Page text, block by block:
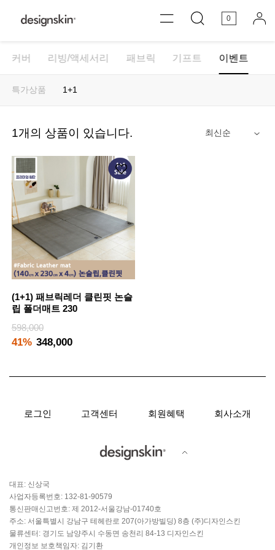
0
커버 리빙/액세서리 패브릭 기프트 이벤트
특가상품 1+1
1개의 상품이 있습니다.
(1+1) 패브릭레더 클린핏 논슬
립 폴더매트 230
598,000
41% 348,000
로그인 고객센터 회원혜택 회사소개
대표: 신상국
사업자등록번호: 132-81-90579
통신판매신고번호: 제 2012-서울강남-01740호
주소: 서울특별시 강남구 테헤란로 207(아가방빌딩) 8층 (주)디자인스킨
물류센터: 경기도 남양주시 수동면 송천리 84-13 디자인스킨
개인정보 보호책임자: 김기환